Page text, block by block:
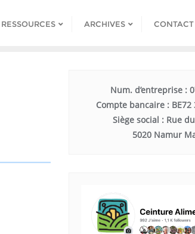
RESSOURCES ARCHIVES CONTACT
Num. d’entreprise :
Compte bancaire : BE72
Siège social : Rue
5020 Namur